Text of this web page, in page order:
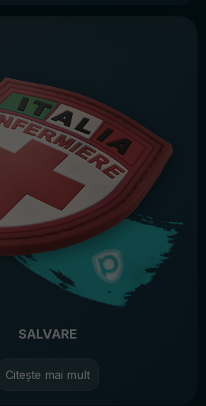
SALVARE
Citește mai mult